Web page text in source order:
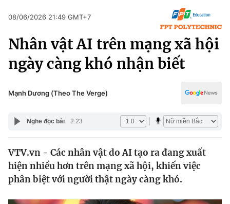
Chính trị
Thế giới
Kinh tế
Pháp luật
Thể thao
Truyền hình
Văn hóa - Giải trí
Đời sống
Giáo dục
08/06/2026 21:49 GMT+7
Nhân vật AI trên mạng xã hội
ngày càng khó nhận biết
Mạnh Dương (Theo The Verge)
Nghe đọc bài 2:23
VTV.vn - Các nhân vật do AI tạo ra đang xuất
hiện nhiều hơn trên mạng xã hội, khiến việc
phân biệt với người thật ngày càng khó.